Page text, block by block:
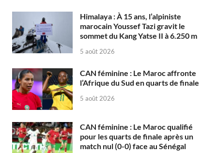
Himalaya : À 15 ans, l’alpiniste
marocain Youssef Tazi gravit le
sommet du Kang Yatse II à 6.250 m
5 août 2026
CAN féminine : Le Maroc affronte
l’Afrique du Sud en quarts de finale
5 août 2026
CAN féminine : Le Maroc qualifié
pour les quarts de finale après un
match nul (0-0) face au Sénégal